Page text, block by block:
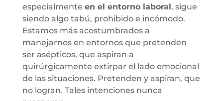
especialmente en el entorno laboral, sigue
siendo algo tabú, prohibido e incómodo.
Estamos más acostumbrados a
manejarnos en entornos que pretenden
ser asépticos, que aspiran a
quirúrgicamente extirpar el lado emocional
de las situaciones. Pretenden y aspiran, que
no logran. Tales intenciones nunca